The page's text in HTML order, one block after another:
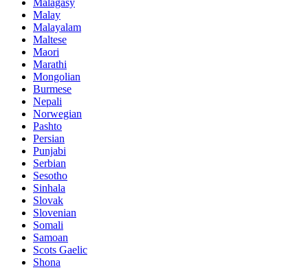
Malagasy
Malay
Malayalam
Maltese
Maori
Marathi
Mongolian
Burmese
Nepali
Norwegian
Pashto
Persian
Punjabi
Serbian
Sesotho
Sinhala
Slovak
Slovenian
Somali
Samoan
Scots Gaelic
Shona